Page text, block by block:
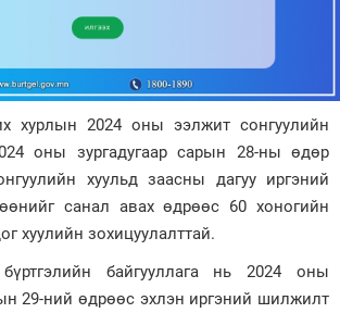
хурлын 2024 оны ээлжит сонгуулийн
оны зургадугаар сарын 28-ны өдөр
хуульд заасны дагуу иргэний
санал авах өдрөөс 60 хоногийн
хуулийн зохицуулалттай.
байгууллага нь 2024 оны
29-ний өдрөөс эхлэн иргэний шилжилт